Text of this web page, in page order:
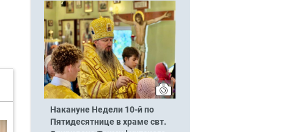
Накануне Недели 10-й по
Пятидесятнице в храме свт.